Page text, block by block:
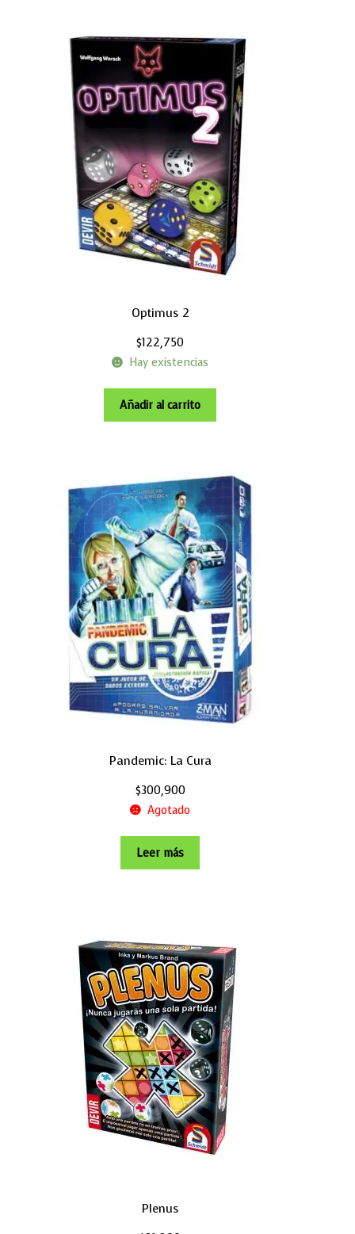
Optimus 2
$122,750
Hay existencias
Añadir al carrito
Pandemic: La Cura
$300,900
Agotado
Leer más
Plenus